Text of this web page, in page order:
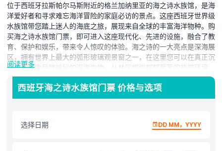
位于西班牙拉斯帕尔马斯附近的格兰加纳里亚的海之诗水族馆，是海
洋爱好者和寻求难忘海洋冒险的家庭必访的景点。这座西班牙世界级
水族馆带您踏上迷人的海底之旅，展现来自全球的丰富海洋物种。购
买海之诗水族馆门票，即可进入这座现代化、先进的设施，融合了教
育、保护和娱乐，带来令人惊叹的体验。海之诗的一大亮点是深海展
区，拥有世界上最大的弧形玻璃观景窗之一，在这里您可以在真正沉
浸的环境中目睹神秘的深海生物。丛林区提供郁郁葱葱的热带环境，
充满异国鱼类和野生动物，而充满活力的珊瑚礁展区展示色彩斑斓的
珊瑚生态系统及浅海生物多样性。这座格兰加纳里亚水族馆拥有数百
种迷人物种，包括鲨鱼、魟鱼和珍稀热带鱼，是孩子和成人的理想目
趣味、放松和海洋教育的独特融合。游客还可以了解重要的海洋保护
工作及保护海洋的重要性。今天就计划您的访问，探索为何海之诗被
阅读更多
西班牙海之诗水族馆门票 价格与选项
选择日期 DD MM，YYYY